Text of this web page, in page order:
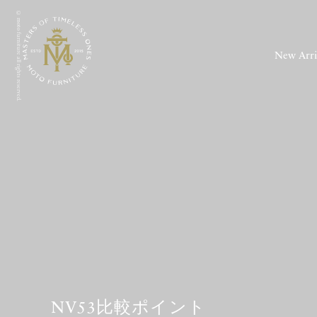
© moto furniture all rights reserved. New
NV53比較ポイント